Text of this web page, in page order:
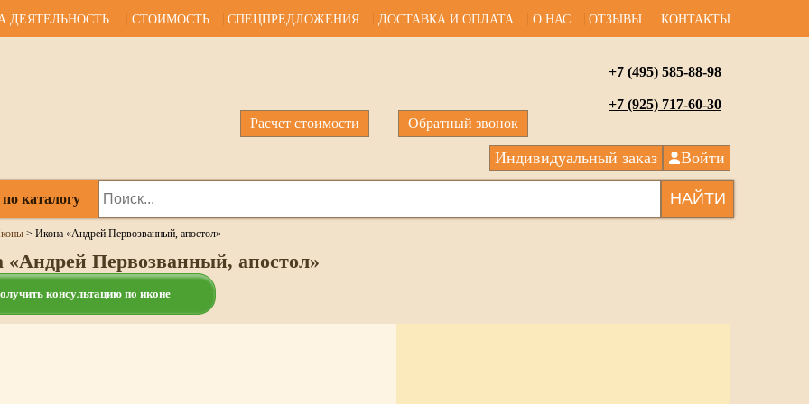
ДЕЯТЕЛЬНОСТЬ СТОИМОСТЬ СПЕЦПРЕДЛОЖЕНИЯ ДОСТАВКА И ОПЛАТА О НАС ОТЗЫВЫ КОНТАКТЫ
+7 (495) 585-88-98
+7 (925) 717-60-30
Индивидуальный заказ Войти
Расчет стоимости Обратный звонок
каталогу НАЙТИ
> Икона «Андрей Первозванный, апостол»
«Андрей Первозванный, апостол»
консультацию по иконе